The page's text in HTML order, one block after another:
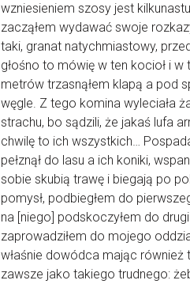
wzniesieniem szosy jest
zacząłem wydawać swoje
taki, granat natychmiastowy,
głośno to mówię w ten kocioł i
metrów trzasnąłem klapą a pod
węgle. Z tego komina wyleciała
strachu, bo sądzili, że jakaś lufa
chwilę to ich wszystkich…
pełznął do lasu a ich koniki,
sobie skubią trawę i biegają po
pomysł, podbiegłem do
na [niego] podskoczyłem do
zaprowadziłem do mojego
właśnie dowódca mając również
zawsze jako takiego trudnego: